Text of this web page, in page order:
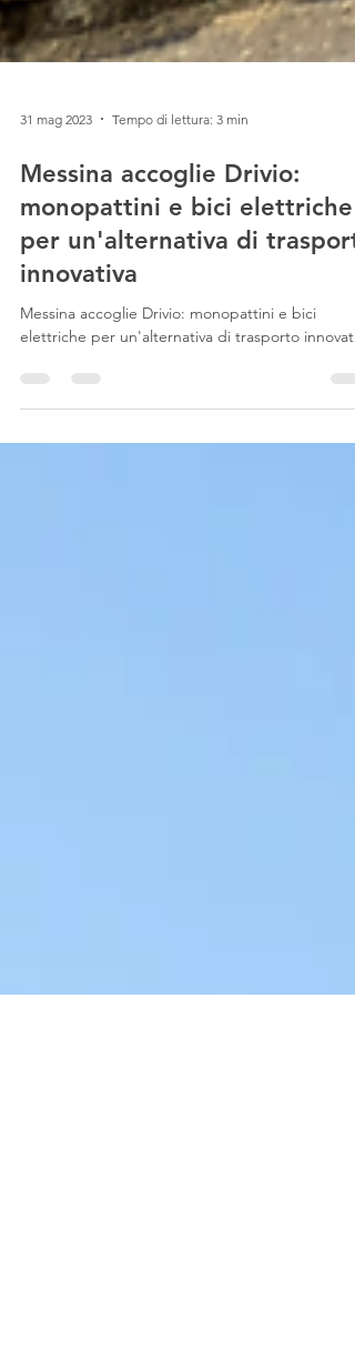
31 mag 2023 Tempo di lettura: 3 min
Messina accoglie Drivio:
monopattini e bici elettriche
per un'alternativa di
innovativa
Messina accoglie Drivio: monopattini e bici